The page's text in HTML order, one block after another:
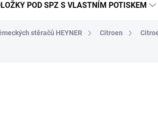
POD SPZ S VLASTNÍM POTISKEM
stěračů HEYNER Citroen